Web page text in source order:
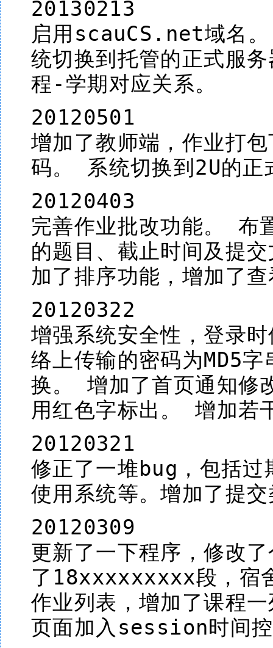
20130213
启用scauCS.net域名
统切换到托管的正式服
程-学期对应关系。
20120501
增加了教师端，作业打
码。 系统切换到2U的正
20120403
完善作业批改功能。 布
的题目、截止时间及提
加了排序功能，增加了
20120322
增强系统安全性，登录
络上传输的密码为MD5
换。 增加了首页通知修
用红色字标出。 增加若
20120321
修正了一堆bug，包括过
使用系统等。增加了提
20120309
更新了一下程序，修改
了18xxxxxxxxx段，宿
作业列表，增加了课程
页面加入session时间